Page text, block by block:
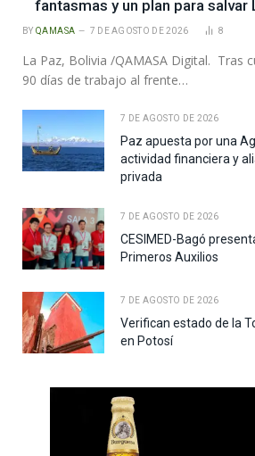
fantasmas y un plan para salvar
BY QAMASA 7 DE AGOSTO DE 2026 8
La Paz, Bolivia /QAMASA Digital. Tras
90 días de trabajo al frente…
7 DE AGOSTO DE 2026
Paz apuesta por una
actividad financiera y
privada
7 DE AGOSTO DE 2026
CESIMED-Bagó
Primeros Auxilios
7 DE AGOSTO DE 2026
Verifican estado de la
en Potosí